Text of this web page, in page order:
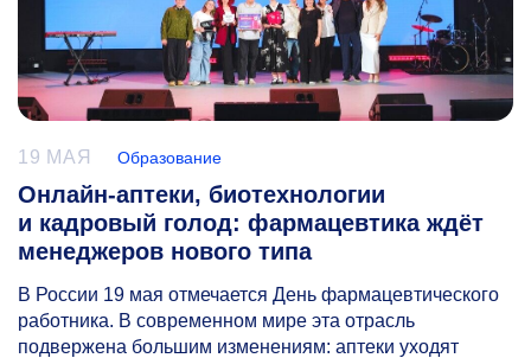
19 МАЯ Образование
Онлайн-аптеки, биотехнологии
и кадровый голод: фармацевтика ждёт
менеджеров нового типа
В России 19 мая отмечается День фармацевтического
работника. В современном мире эта отрасль
подвержена большим изменениям: аптеки уходят